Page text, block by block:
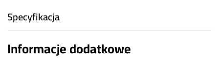
Specyfikacja
Informacje dodatkowe